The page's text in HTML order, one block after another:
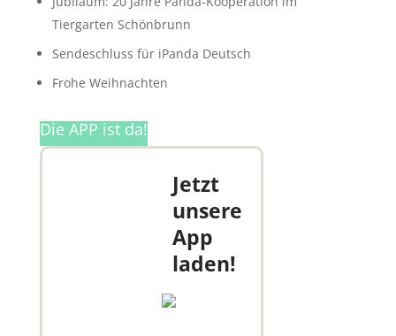
Tiergarten Schönbrunn
Sendeschluss für iPanda Deutsch
Frohe Weihnachten
Die APP ist da!
Jetzt
unsere
App
laden!